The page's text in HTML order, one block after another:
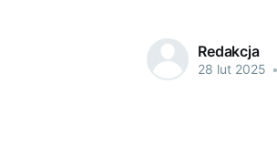
Redakcja
28 lut 2025 •